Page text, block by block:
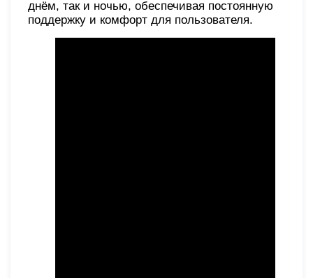
днём, так и ночью, обеспечивая постоянную
поддержку и комфорт для пользователя.